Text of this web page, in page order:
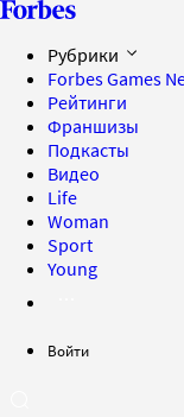
Рубрики
Forbes Games
Рейтинги
Франшизы
Подкасты
Видео
Life
Woman
Sport
Young
Войти